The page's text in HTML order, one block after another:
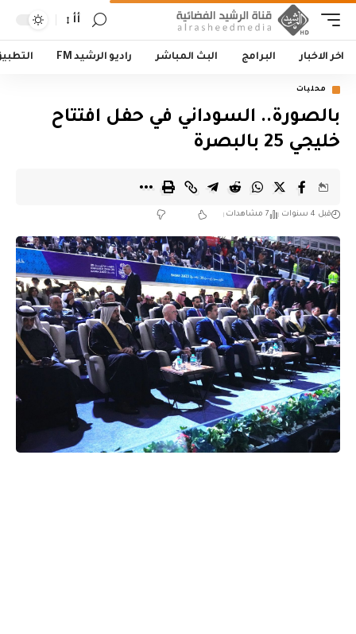
أأ
اخر الاخبار البرامج البث المباشر راديو الرشيد FM
محليات
بالصورة.. السوداني في حفل افتتاح
خليجي 25 بالبصرة
قبل 4 سنوات 7 مشاهدات